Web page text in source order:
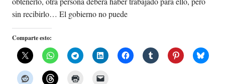
sin recibirlo… El gobierno no puede
Comparte esto: